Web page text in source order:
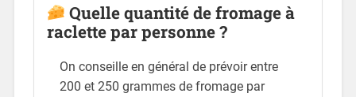
Quelle quantité de fromage à
raclette par personne ?
On conseille en général de prévoir entre
200 et 250 grammes de fromage par